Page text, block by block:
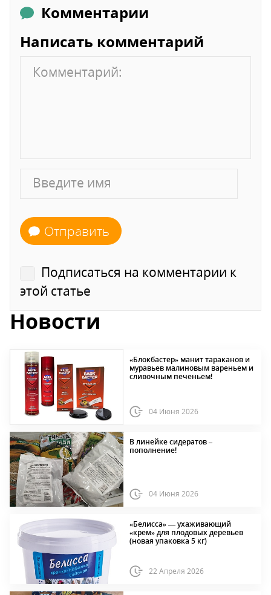
Комментарии
Написать комментарий
Отправить
Подписаться на комментарии к
этой статье
Новости
«Блокбастер» манит тараканов и
муравьев малиновым вареньем и
сливочным печеньем!
04 Июня 2026
В линейке сидератов –
пополнение!
04 Июня 2026
«Белисса» — ухаживающий
«крем» для плодовых деревьев
(новая упаковка 5 кг)
22 Апреля 2026